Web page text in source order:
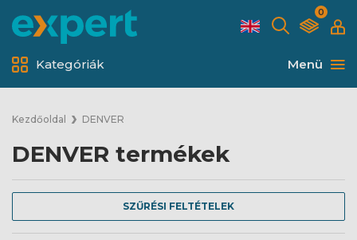
0
Menü
Kategóriák
Kezdőoldal DENVER
DENVER termékek
SZŰRÉSI FELTÉTELEK